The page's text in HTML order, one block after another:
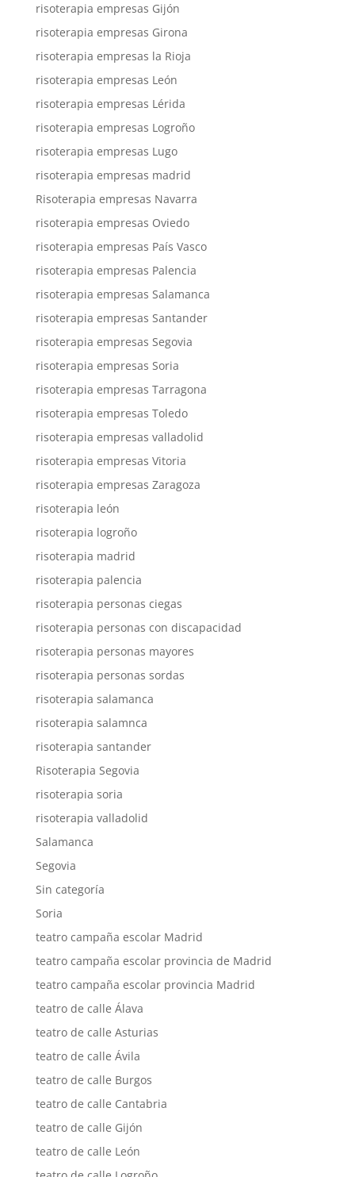
risoterapia empresas Gijón
risoterapia empresas Girona
risoterapia empresas la Rioja
risoterapia empresas León
risoterapia empresas Lérida
risoterapia empresas Logroño
risoterapia empresas Lugo
risoterapia empresas madrid
Risoterapia empresas Navarra
risoterapia empresas Oviedo
risoterapia empresas País Vasco
risoterapia empresas Palencia
risoterapia empresas Salamanca
risoterapia empresas Santander
risoterapia empresas Segovia
risoterapia empresas Soria
risoterapia empresas Tarragona
risoterapia empresas Toledo
risoterapia empresas valladolid
risoterapia empresas Vitoria
risoterapia empresas Zaragoza
risoterapia león
risoterapia logroño
risoterapia madrid
risoterapia palencia
risoterapia personas ciegas
risoterapia personas con discapacidad
risoterapia personas mayores
risoterapia personas sordas
risoterapia salamanca
risoterapia salamnca
risoterapia santander
Risoterapia Segovia
risoterapia soria
risoterapia valladolid
Salamanca
Segovia
Sin categoría
Soria
teatro campaña escolar Madrid
teatro campaña escolar provincia de Madrid
teatro campaña escolar provincia Madrid
teatro de calle Álava
teatro de calle Asturias
teatro de calle Ávila
teatro de calle Burgos
teatro de calle Cantabria
teatro de calle Gijón
teatro de calle León